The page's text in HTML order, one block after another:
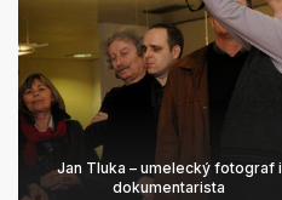
Jan Tluka – umelecký fotograf i
dokumentarista